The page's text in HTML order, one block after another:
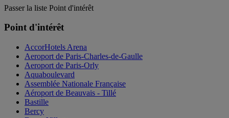
Passer la liste Point d'intérêt
Point d'intérêt
AccorHotels Arena
Aeroport de Paris-Charles-de-Gaulle
Aeroport de Paris-Orly
Aquaboulevard
Assemblée Nationale Française
Aéroport de Beauvais - Tillé
Bastille
Bercy